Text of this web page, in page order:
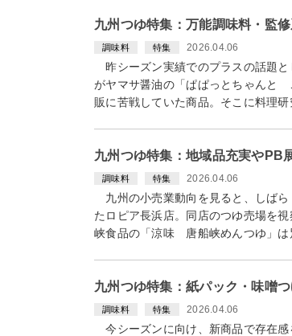
九州つゆ特集：万能調味料・監
調味料 特集 2026.04.06
昨シーズン実績でのプラスの話題
がヤマサ醤油の「ぱぱっとちゃんと
販に苦戦していた商品。そこに料理
九州つゆ特集：地域品充実やPB
調味料 特集 2026.04.06
九州の小売業動向を見ると、しばら
たロピア長浜店。同店のつゆ売場を
峡食品の「涼味 唐船峡めんつゆ」
九州つゆ特集：紙パック・味噌
調味料 特集 2026.04.06
今シーズンに向け、新商品で存在